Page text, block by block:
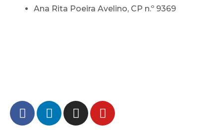
Ana Rita Poeira Avelino, CP n.º 9369